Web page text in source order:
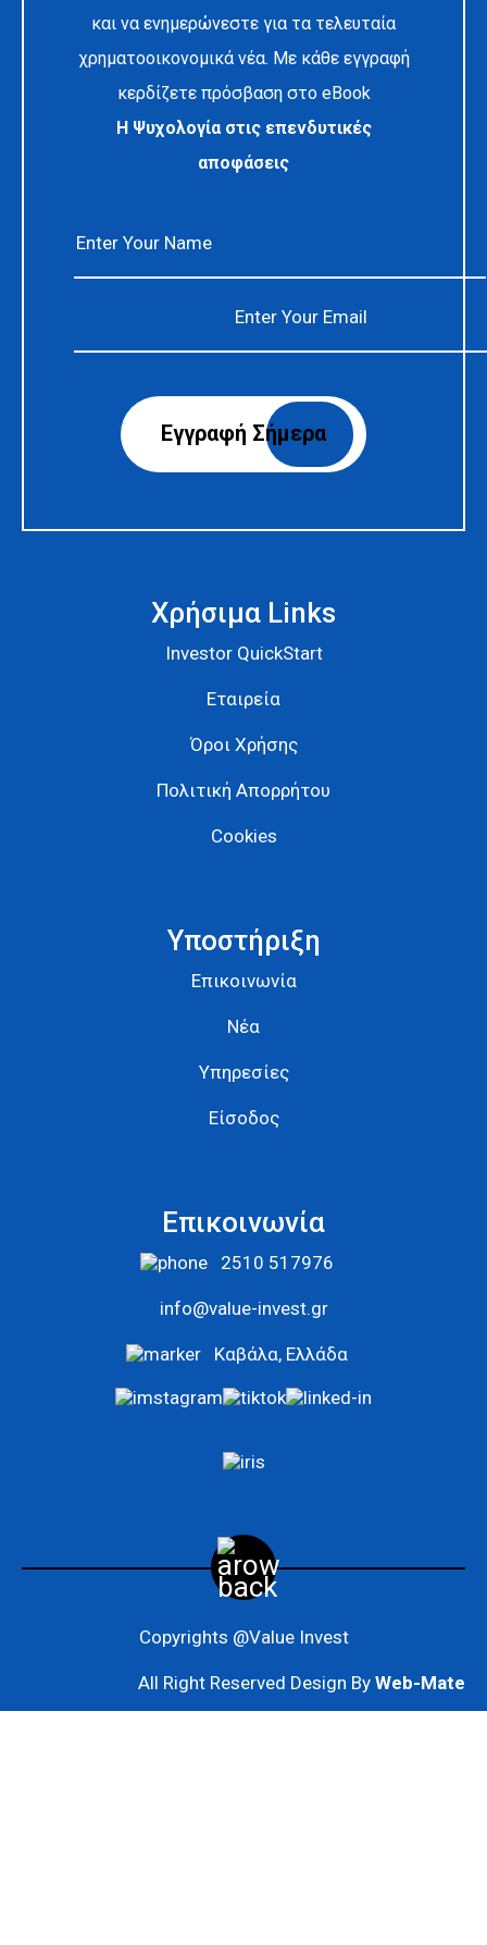
και να ενημερώνεστε για τα τελευταία
χρηματοοικονομικά νέα. Με κάθε εγγραφή
κερδίζετε πρόσβαση στο eBook
Η Ψυχολογία στις επενδυτικές
αποφάσεις
Χρήσιμα Links
Investor QuickStart
Εταιρεία
Όροι Χρήσης
Πολιτική Απορρήτου
Cookies
Υποστήριξη
Επικοινωνία
Νέα
Υπηρεσίες
Είσοδος
Επικοινωνία
2510 517976
info@value-invest.gr
Καβάλα, Ελλάδα
Copyrights @Value Invest
All Right Reserved Design By Web-Mate